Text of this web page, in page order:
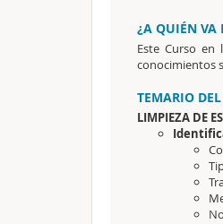
¿A QUIÉN VA
Este Curso en
conocimientos
TEMARIO
LIMPIEZA DE